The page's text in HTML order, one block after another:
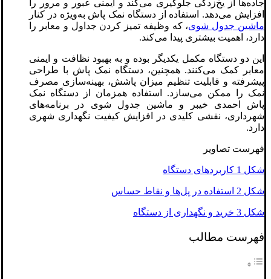
جاده‌ها از یخ‌زدگی جلوگیری می‌کند و ایمنی عبور و مرور را
افزایش می‌دهد. استفاده از دستگاه نمک پاش به‌ویژه در کنار
ماشین جدول شوی، که وظیفه تمیز کردن جداول و معابر را
دارد، اهمیت بیشتری پیدا می‌کند.
این دو دستگاه مکمل یکدیگر بوده و به بهبود نظافت و ایمنی
معابر کمک می‌کنند. همچنین، دستگاه نمک پاش با طراحی
پیشرفته و قابلیت تنظیم میزان پاشش، بهینه‌سازی مصرف
نمک را ممکن می‌سازد. استفاده همزمان از دستگاه نمک
پاش احمدی خیبر و ماشین جدول شوی در برنامه‌های
شهرداری، نقشی کلیدی در افزایش کیفیت نگهداری شهری
دارد.
فهرست تصاویر
شکل 1 کاربردهای دستگاه
شکل 2 استفاده در پل‌ها و نقاط حساس
شکل 3 خرید و نگهداری از دستگاه
فهرست مطالب